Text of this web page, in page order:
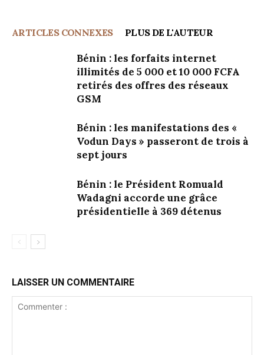
ARTICLES CONNEXES PLUS DE L'AUTEUR
Bénin : les forfaits internet
illimités de 5 000 et 10 000 FCFA
retirés des offres des réseaux
GSM
Bénin : les manifestations des «
Vodun Days » passeront de trois à
sept jours
Bénin : le Président Romuald
Wadagni accorde une grâce
présidentielle à 369 détenus
LAISSER UN COMMENTAIRE